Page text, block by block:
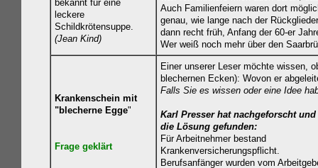
bekannt für eine
leckere
Schildkrötensuppe.
(Jean Kind)
Auch Familienfeiern waren dort
genau, wie lange nach der
dann recht früh, Anfang der 60-er
Wer weiß noch mehr über den
Krankenschein mit
"blecherne Egge"
Frage geklärt
Einer unserer Leser möchte wissen,
blechernen Ecken): Wovon er
Falls Sie es wissen oder eine Idee
Karl Presser hat nachgeforscht und
die Lösung gefunden:
Für Arbeitnehmer bestand
Krankenversicherungspflicht.
Berufsanfänger wurden vom